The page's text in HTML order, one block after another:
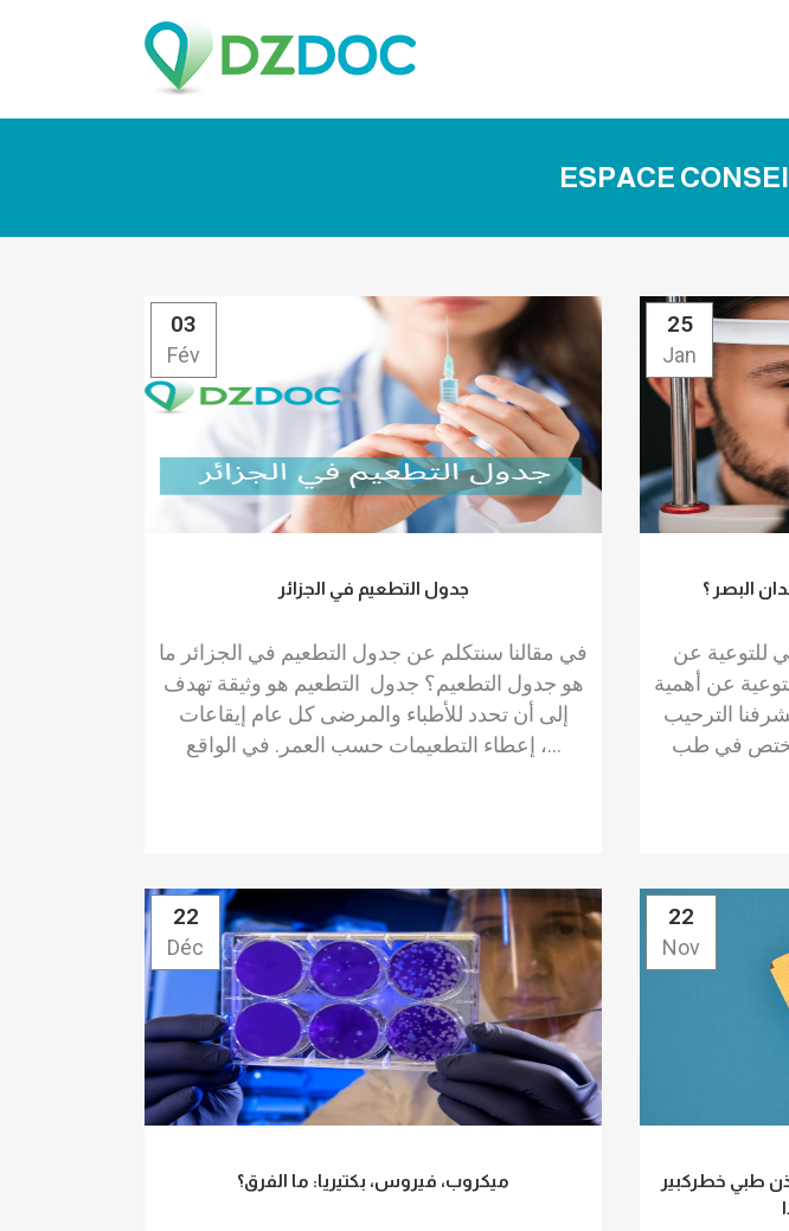
ESPACE
03
Fév
جدول التطعيم في الجزائر
في مقالنا سنتكلم عن جدول التطعيم في الجزائر ما
هو جدول التطعيم؟ جدول التطعيم هو وثيقة تهدف
إلى أن تحدد للأطباء والمرضى كل عام إيقاعات
إعطاء التطعيمات حسب العمر. في الواقع ،...
25
Jan
البصر ؟
عن أهمية
الترحيب
22
Déc
ميكروب، فيروس، بكتيريا: ما الفرق؟
22
Nov
طبي خطركبير